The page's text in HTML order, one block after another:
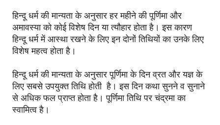
हिन्दू धर्म की मान्यता के अनुसार हर महीने की पूर्णिमा और
अमावस्या को कोई विशेष दिन या त्यौहार होता है। इस कारण
हिन्दू धर्म में आस्था रखने के लिए इन दोनों तिथियों का उनके लिए
विशेष महत्व होता है।
हिन्दू धर्म की मान्यता के अनुसार पूर्णिमा के दिन व्रत और यज्ञ के
लिए सबसे उपयुक्त तिथि होती है। इस दिन कथा सुनने व सुनाने
से अधिक फल प्राप्त होता है। पूर्णिमा तिथि पर चंद्रमा का
स्वामित्व है।